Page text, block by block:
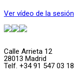
Ver vídeo de la sesión
Calle Arrieta 12
28013 Madrid
Telf. +34 91 547 03 18